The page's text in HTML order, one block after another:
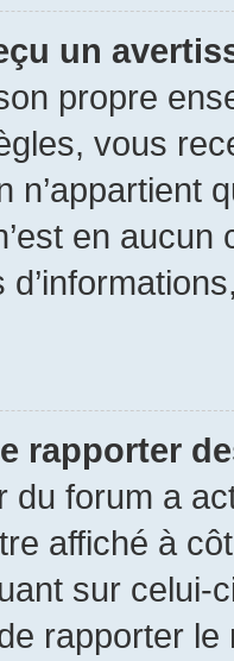
un
propre
vous
n’appartient
en
rapporter
du forum a
affiché à
sur
rapporter le